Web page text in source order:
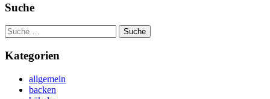
Suche
Suche
nach:
Kategorien
allgemein
backen